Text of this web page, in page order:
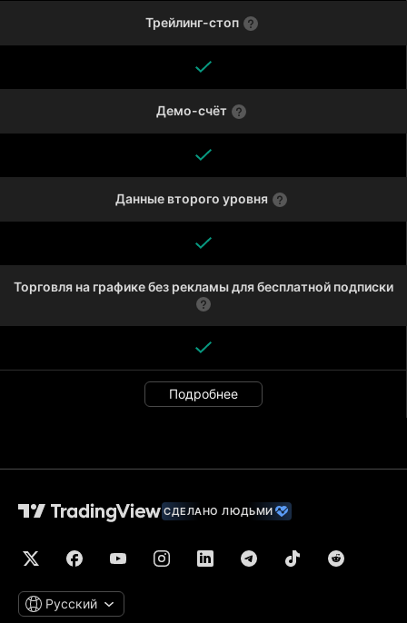
Трейлинг-стоп
Демо-счёт
Данные второго уровня
Торговля на графике без рекламы для бесплатной подписки
Подробнее
СДЕЛАНО ЛЮДЬМИ
Русский